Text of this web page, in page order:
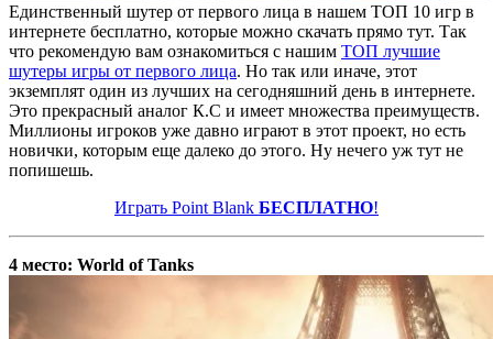
Единственный шутер от первого лица в нашем ТОП 10 игр в
интернете бесплатно, которые можно скачать прямо тут. Так
что рекомендую вам ознакомиться с нашим ТОП лучшие
шутеры игры от первого лица. Но так или иначе, этот
экземплят один из лучших на сегодняшний день в интернете.
Это прекрасный аналог К.С и имеет множества преимуществ.
Миллионы игроков уже давно играют в этот проект, но есть
новички, которым еще далеко до этого. Ну нечего уж тут не
попишешь.
Играть Point Blank БЕСПЛАТНО!
4 место: World of Tanks